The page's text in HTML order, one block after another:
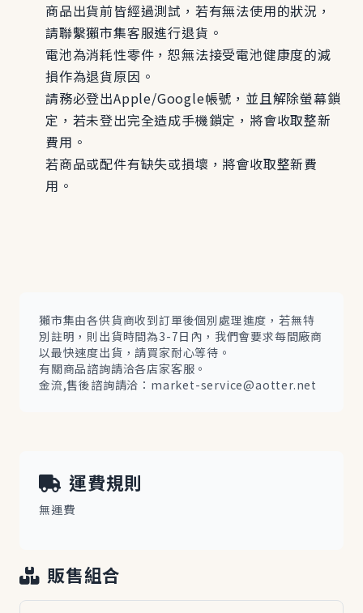
商品出貨前皆經過測試，若有無法使用的狀況，
請聯繫獺市集客服進行退貨。
電池為消耗性零件，恕無法接受電池健康度的減
損作為退貨原因。
請務必登出Apple/Google帳號，並且解除螢幕鎖
定，若未登出完全造成手機鎖定，將會收取整新
費用。
若商品或配件有缺失或損壞，將會收取整新費
用。
獺市集由各供貨商收到訂單後個別處理進度，若無特
別註明，則出貨時間為3-7日內，我們會要求每間廠商
以最快速度出貨，請買家耐心等待。
有關商品諮詢請洽各店家客服。
金流,售後諮詢請洽：market-service@aotter.net
運費規則
無運費
販售組合